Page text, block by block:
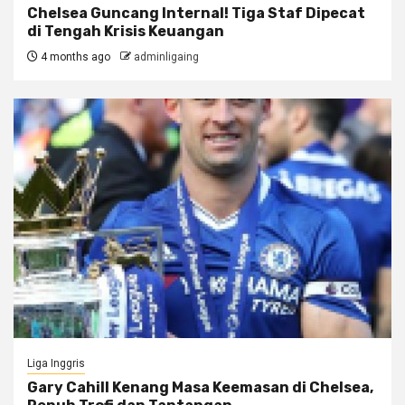
Chelsea Guncang Internal! Tiga Staf Dipecat
di Tengah Krisis Keuangan
4 months ago adminligaing
Liga Inggris
Gary Cahill Kenang Masa Keemasan di Chelsea,